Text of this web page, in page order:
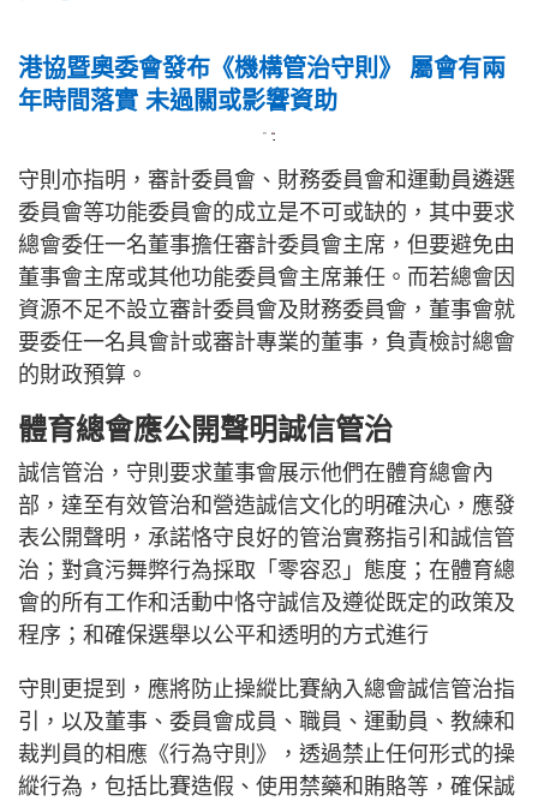
港協暨奧委會發布《機構管治守則》 屬會有兩
年時間落實 未過關或影響資助
+2
守則亦指明，審計委員會、財務委員會和運動員遴選
委員會等功能委員會的成立是不可或缺的，其中要求
總會委任一名董事擔任審計委員會主席，但要避免由
董事會主席或其他功能委員會主席兼任。而若總會因
資源不足不設立審計委員會及財務委員會，董事會就
要委任一名具會計或審計專業的董事，負責檢討總會
的財政預算。
體育總會應公開聲明誠信管治
誠信管治，守則要求董事會展示他們在體育總會內
部，達至有效管治和營造誠信文化的明確決心，應發
表公開聲明，承諾恪守良好的管治實務指引和誠信管
治；對貪污舞弊行為採取「零容忍」態度；在體育總
會的所有工作和活動中恪守誠信及遵從既定的政策及
程序；和確保選舉以公平和透明的方式進行
守則更提到，應將防止操縱比賽納入總會誠信管治指
引，以及董事、委員會成員、職員、運動員、教練和
裁判員的相應《行為守則》，透過禁止任何形式的操
縱行為，包括比賽造假、使用禁藥和賄賂等，確保誠